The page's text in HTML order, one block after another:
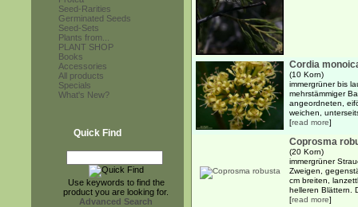
Seed-Rarities
Germinated Seeds
Seed-Sets
Plants from...
PLANT SHOP
Books
Accessories
All products
Specials
What's New?
Quick Find
Use keywords to find the
product you are looking for.
Advanced Search
Cordia
(10 Korn)
immergrüner bis
mehrstämmiger
angeordneten,
weichen,
[read more]
Coprosma
(20 Korn)
immergrüner
Zweigen,
cm breiten,
helleren Blättern.
[read more]